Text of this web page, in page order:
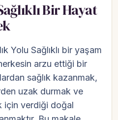
Bir Hayat
Yolu Sağlıklı bir yaşam
arzu ettiği bir
sağlık kazanmak,
uzak durmak ve
için verdiği doğal